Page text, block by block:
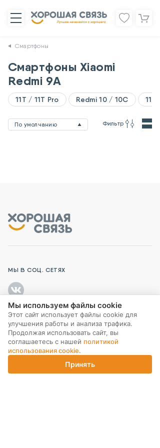
Смартфоны
Смартфоны Xiaomi
Redmi 9A
11T / 11T Pro Redmi 10 / 10C 11
По умолчанию Фильтр
Корзина
МЫ В СОЦ. СЕТЯХ
ПОДПИСКА НА РАССЫЛКУ
Мы используем файлы cookie
Этот сайт использует файлы cookie для
улучшения работы и анализа трафика.
Продолжая использовать сайт, вы
соглашаетесь с нашей политикой
использования cookie.
Принять